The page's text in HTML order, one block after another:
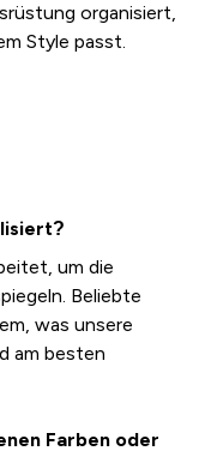
organisiert,
Style passt.
um die
Beliebte
was unsere
am besten
Farben oder